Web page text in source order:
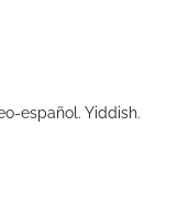
español. Yiddish.